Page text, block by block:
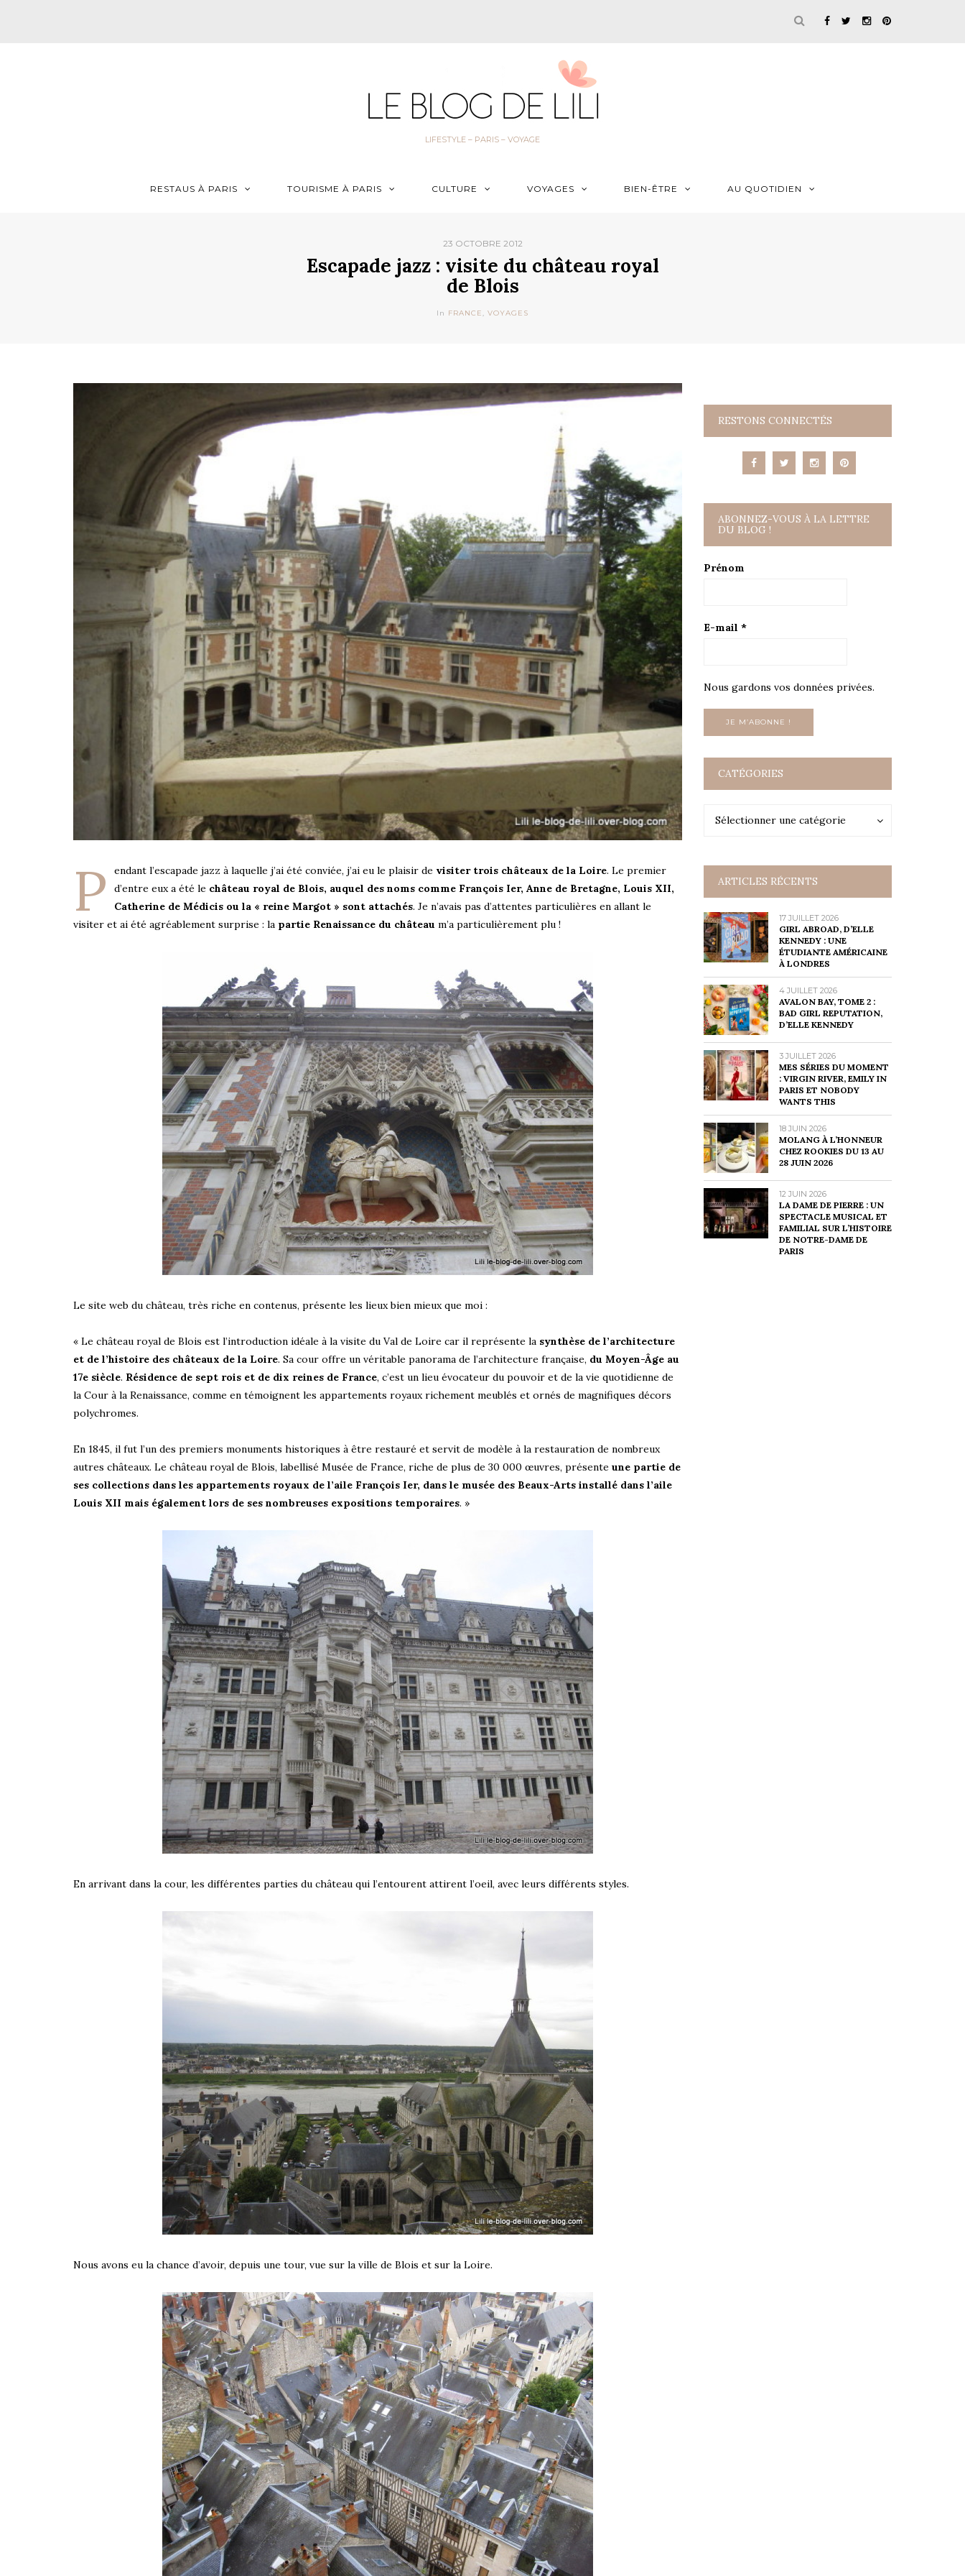
LIFESTYLE – PARIS – VOYAGE
RESTAUS À PARIS TOURISME À PARIS CULTURE VOYAGES BIEN-ÊTRE AU QUOTIDIEN
23 OCTOBRE 2012
Escapade jazz : visite du château royal
de Blois
In FRANCE, VOYAGES
P endant l’escapade jazz à laquelle j’ai été conviée, j’ai eu le plaisir de visiter trois châteaux de la Loire. Le premier
d’entre eux a été le château royal de Blois, auquel des noms comme François Ier, Anne de Bretagne, Louis XII,
Catherine de Médicis ou la « reine Margot » sont attachés. Je n’avais pas d’attentes particulières en allant le
visiter et ai été agréablement surprise : la partie Renaissance du château m’a particulièrement plu !
Le site web du château, très riche en contenus, présente les lieux bien mieux que moi :
« Le château royal de Blois est l’introduction idéale à la visite du Val de Loire car il représente la synthèse de l’architecture
et de l’histoire des châteaux de la Loire. Sa cour offre un véritable panorama de l’architecture française, du Moyen-Âge au
17e siècle. Résidence de sept rois et de dix reines de France, c’est un lieu évocateur du pouvoir et de la vie quotidienne de
la Cour à la Renaissance, comme en témoignent les appartements royaux richement meublés et ornés de magnifiques décors
polychromes.
En 1845, il fut l’un des premiers monuments historiques à être restauré et servit de modèle à la restauration de nombreux
autres châteaux. Le château royal de Blois, labellisé Musée de France, riche de plus de 30 000 œuvres, présente une partie de
ses collections dans les appartements royaux de l’aile François Ier, dans le musée des Beaux-Arts installé dans l’aile
Louis XII mais également lors de ses nombreuses expositions temporaires. »
En arrivant dans la cour, les différentes parties du château qui l’entourent attirent l’oeil, avec leurs différents styles.
Nous avons eu la chance d’avoir, depuis une tour, vue sur la ville de Blois et sur la Loire.
RESTONS CONNECTÉS
ABONNEZ-VOUS À LA LETTRE
DU BLOG !
Prénom
E-mail *
Nous gardons vos données privées.
CATÉGORIES
Sélectionner une catégorie
Catégories
ARTICLES RÉCENTS
17 JUILLET 2026
GIRL ABROAD, D’ELLE
KENNEDY : UNE
ÉTUDIANTE AMÉRICAINE
À LONDRES
4 JUILLET 2026
AVALON BAY, TOME 2 :
BAD GIRL REPUTATION,
D’ELLE KENNEDY
3 JUILLET 2026
MES SÉRIES DU MOMENT
: VIRGIN RIVER, EMILY IN
PARIS ET NOBODY
WANTS THIS
18 JUIN 2026
MOLANG À L’HONNEUR
CHEZ ROOKIES DU 13 AU
28 JUIN 2026
12 JUIN 2026
LA DAME DE PIERRE : UN
SPECTACLE MUSICAL ET
FAMILIAL SUR L’HISTOIRE
DE NOTRE-DAME DE
PARIS